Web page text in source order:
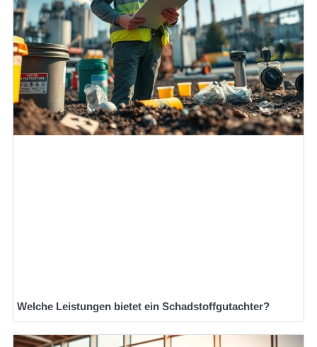
Welche Leistungen bietet ein Schadstoffgutachter?